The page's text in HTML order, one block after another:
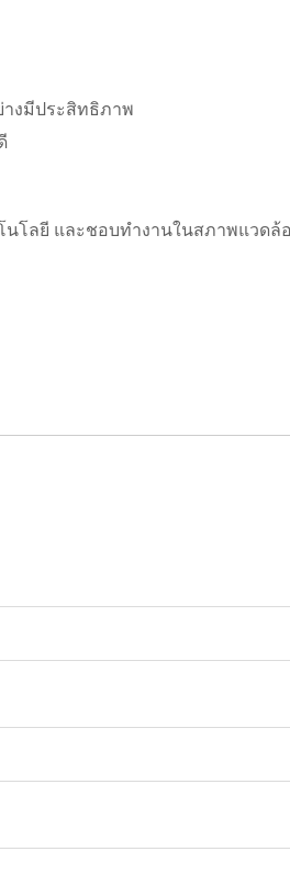
งมีประสิทธิภาพ
ลยี และชอบทำงานในสภาพแวด